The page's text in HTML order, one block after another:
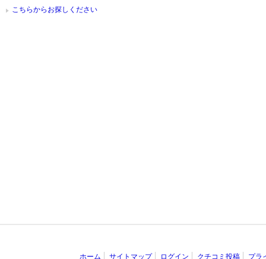
こちらからお探しください
ホーム サイトマップ ログイン クチコミ投稿 プラ